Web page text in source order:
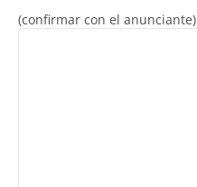
(confirmar con el anunciante)